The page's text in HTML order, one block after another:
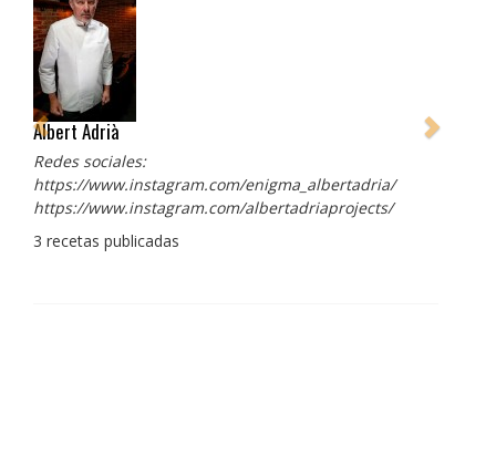
Albert Adrià
Redes sociales:
https://www.instagram.com/enigma_albertadria/
https://www.instagram.com/albertadriaprojects/
3 recetas publicadas